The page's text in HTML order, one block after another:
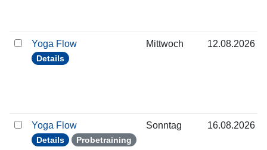
Yoga Flow
Details
Mittwoch 12.08.2026
Yoga Flow
Details Probetraining
Sonntag 16.08.2026